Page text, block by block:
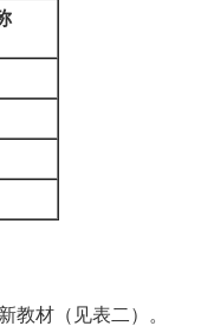
材（见表二）。